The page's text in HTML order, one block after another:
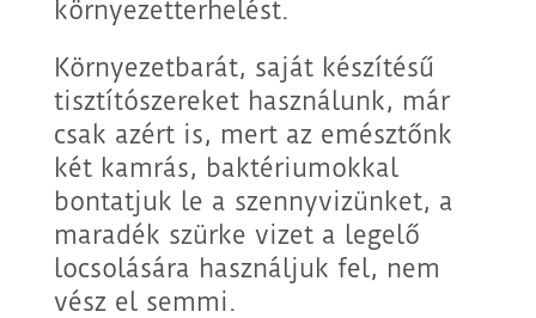
környezetterhelést.
Környezetbarát, saját készítésű
tisztítószereket használunk, már
csak azért is, mert az emésztőnk
két kamrás, baktériumokkal
bontatjuk le a szennyvizünket, a
maradék szürke vizet a legelő
locsolására használjuk fel, nem
vész el semmi.